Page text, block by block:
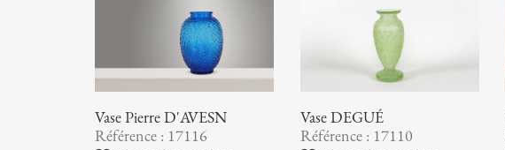
Vase Pierre D'AVESN
Référence : 17116
Vase DEGUÉ
Référence : 17110